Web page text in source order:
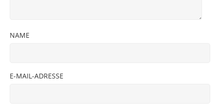
NAME
E-MAIL-ADRESSE